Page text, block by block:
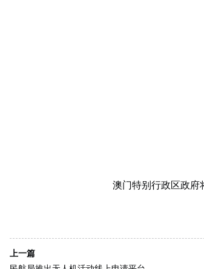
澳门特别行政区政府
上一篇